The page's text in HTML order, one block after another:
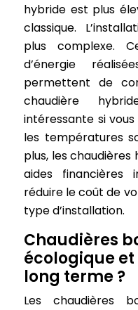
hybride est plus
classique.
plus complexe.
d’énergie
permettent de
chaudière
intéressante si
les températures
plus, les chaudières
aides financières
réduire le coût de
type d’installation.
Chaudières
écologique
long terme ?
Les chaudières